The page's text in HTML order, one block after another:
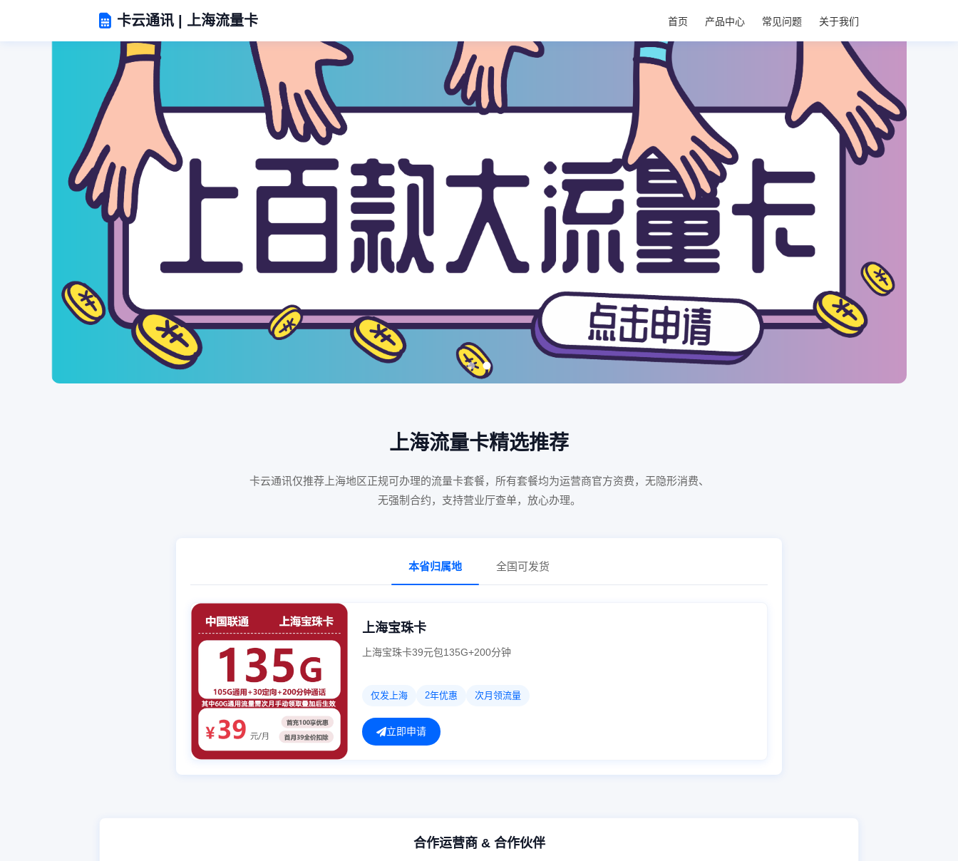
卡云通讯 | 上海流量卡 首页 产品中心 常见问题 关于我们
上海流量卡精选推荐
卡云通讯仅推荐上海地区正规可办理的流量卡套餐，所有套餐均为运营商官方资费，无隐形消费、
无强制合约，支持营业厅查单，放心办理。
本省归属地 全国可发货
上海宝珠卡
上海宝珠卡39元包135G+200分钟
仅发上海 2年优惠 次月领流量
立即申请
合作运营商 & 合作伙伴